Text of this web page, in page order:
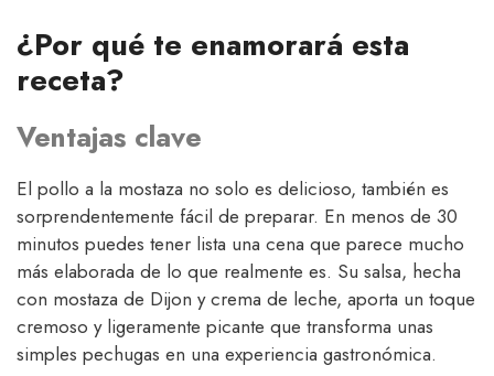
¿Por qué te enamorará esta
receta?
Ventajas clave
El pollo a la mostaza no solo es delicioso, también es
sorprendentemente fácil de preparar. En menos de 30
minutos puedes tener lista una cena que parece mucho
más elaborada de lo que realmente es. Su salsa, hecha
con mostaza de Dijon y crema de leche, aporta un toque
cremoso y ligeramente picante que transforma unas
simples pechugas en una experiencia gastronómica.